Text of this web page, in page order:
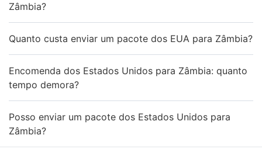
Zâmbia?
Quanto custa enviar um pacote dos EUA para Zâmbia?
Encomenda dos Estados Unidos para Zâmbia: quanto
tempo demora?
Posso enviar um pacote dos Estados Unidos para
Zâmbia?